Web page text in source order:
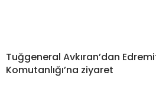
Tuğgeneral Avkıran’dan
Komutanlığı’na ziyaret